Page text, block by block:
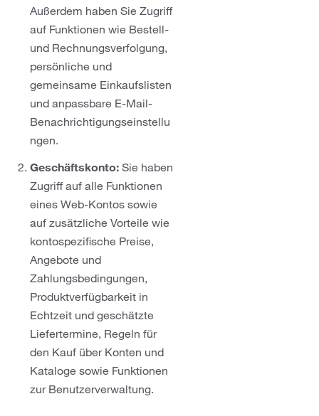
Außerdem haben Sie Zugriff
auf Funktionen wie Bestell-
und Rechnungsverfolgung,
persönliche und
gemeinsame Einkaufslisten
und anpassbare E-Mail-
Benachrichtigungseinstellu
ngen.
Geschäftskonto: Sie haben
Zugriff auf alle Funktionen
eines Web-Kontos sowie
auf zusätzliche Vorteile wie
kontospezifische Preise,
Angebote und
Zahlungsbedingungen,
Produktverfügbarkeit in
Echtzeit und geschätzte
Liefertermine, Regeln für
den Kauf über Konten und
Kataloge sowie Funktionen
zur Benutzerverwaltung.